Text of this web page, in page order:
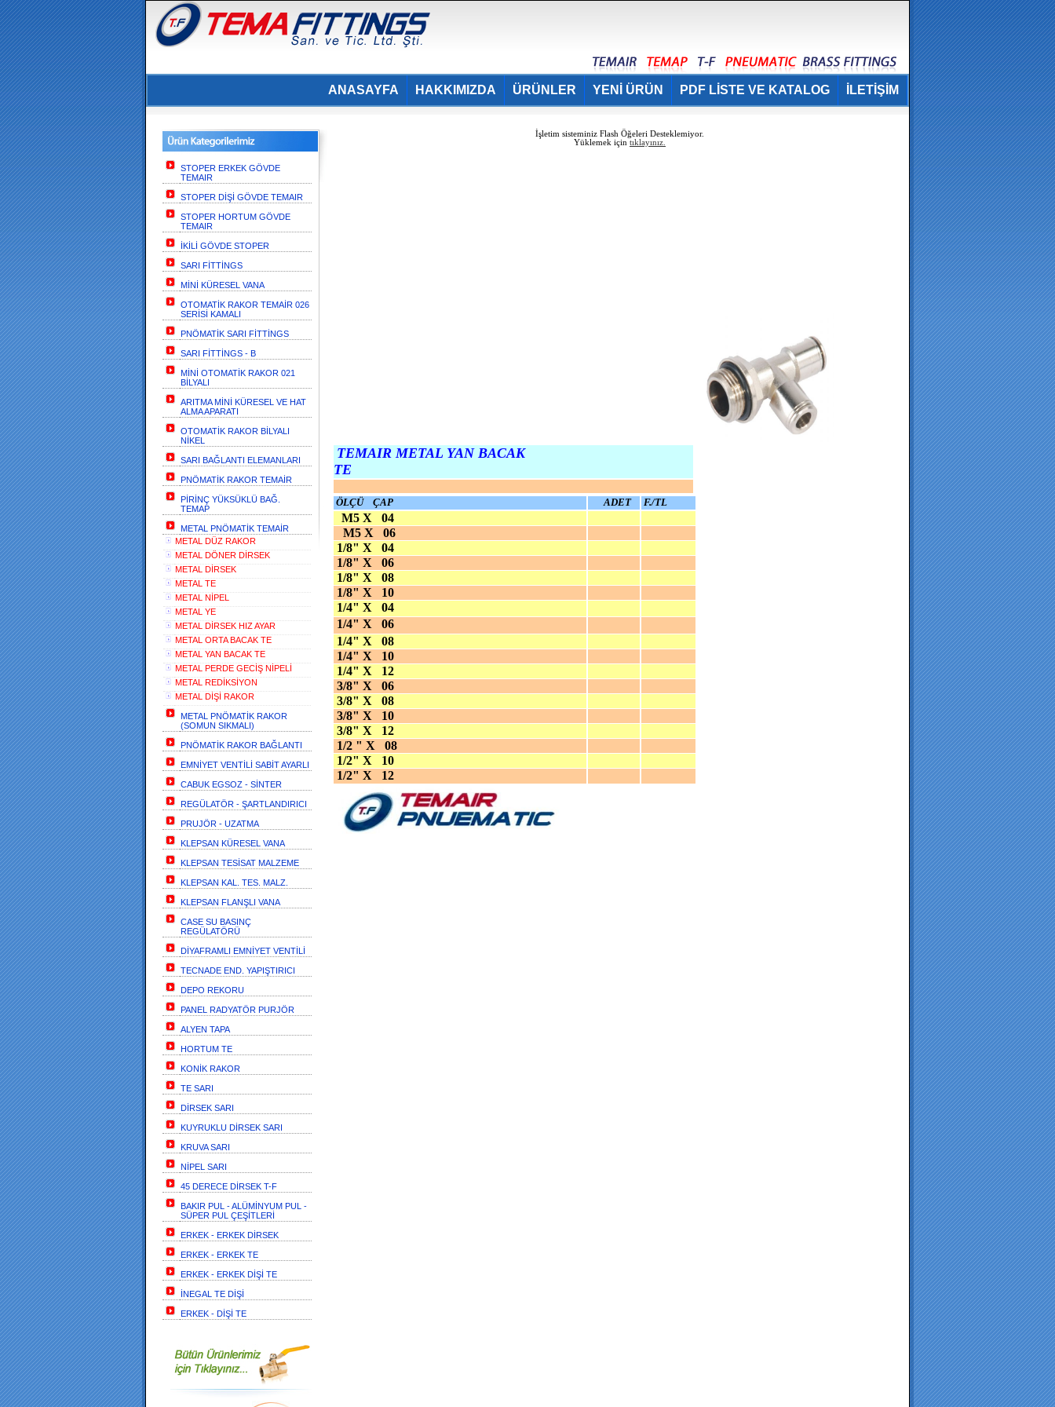
İLETİŞİM
PDF LİSTE VE KATALOG
YENİ ÜRÜN
ÜRÜNLER
HAKKIMIZDA
ANASAYFA
STOPER ERKEK GÖVDE
TEMAIR
STOPER DİŞİ GÖVDE TEMAIR
STOPER HORTUM GÖVDE
TEMAIR
İKİLİ GÖVDE STOPER
SARI FİTTİNGS
MİNİ KÜRESEL VANA
OTOMATİK RAKOR TEMAİR 026
SERİSİ KAMALI
PNÖMATİK SARI FİTTİNGS
SARI FİTTİNGS - B
MİNİ OTOMATİK RAKOR 021
BİLYALI
ARITMA MİNİ KÜRESEL VE HAT
ALMA APARATI
OTOMATİK RAKOR BİLYALI
NİKEL
SARI BAĞLANTI ELEMANLARI
PNÖMATİK RAKOR TEMAİR
PİRİNÇ YÜKSÜKLÜ BAĞ.
TEMAP
METAL PNÖMATİK TEMAİR
METAL DÜZ RAKOR
METAL DÖNER DİRSEK
METAL DİRSEK
METAL TE
METAL NİPEL
METAL YE
METAL DİRSEK HIZ AYAR
METAL ORTA BACAK TE
METAL YAN BACAK TE
METAL PERDE GECİŞ NİPELİ
METAL REDİKSİYON
METAL DİŞİ RAKOR
METAL PNÖMATİK RAKOR
(SOMUN SIKMALI)
PNÖMATİK RAKOR BAĞLANTI
EMNİYET VENTİLİ SABİT AYARLI
CABUK EGSOZ - SİNTER
REGÜLATÖR - ŞARTLANDIRICI
PRUJÖR - UZATMA
KLEPSAN KÜRESEL VANA
KLEPSAN TESİSAT MALZEME
KLEPSAN KAL. TES. MALZ.
KLEPSAN FLANŞLI VANA
CASE SU BASINÇ
REGÜLATÖRÜ
DİYAFRAMLI EMNİYET VENTİLİ
TECNADE END. YAPIŞTIRICI
DEPO REKORU
PANEL RADYATÖR PURJÖR
ALYEN TAPA
HORTUM TE
KONİK RAKOR
TE SARI
DİRSEK SARI
KUYRUKLU DİRSEK SARI
KRUVA SARI
NİPEL SARI
45 DERECE DİRSEK T-F
BAKIR PUL - ALÜMİNYUM PUL -
SÜPER PUL ÇEŞİTLERİ
ERKEK - ERKEK DİRSEK
ERKEK - ERKEK TE
ERKEK - ERKEK DİŞİ TE
İNEGAL TE DİŞİ
ERKEK - DİŞİ TE
İşletim sisteminiz Flash Öğeleri Desteklemiyor.
Yüklemek için tıklayınız.
TEMAIR METAL YAN BACAK
TE
ÖLÇÜ ÇAP ADET F./TL
M5 X 04
M5 X 06
1/8" X 04
1/8" X 06
1/8" X 08
1/8" X 10
1/4" X 04
1/4" X 06
1/4" X 08
1/4" X 10
1/4" X 12
3/8" X 06
3/8" X 08
3/8" X 10
3/8" X 12
1/2 " X 08
1/2" X 10
1/2" X 12